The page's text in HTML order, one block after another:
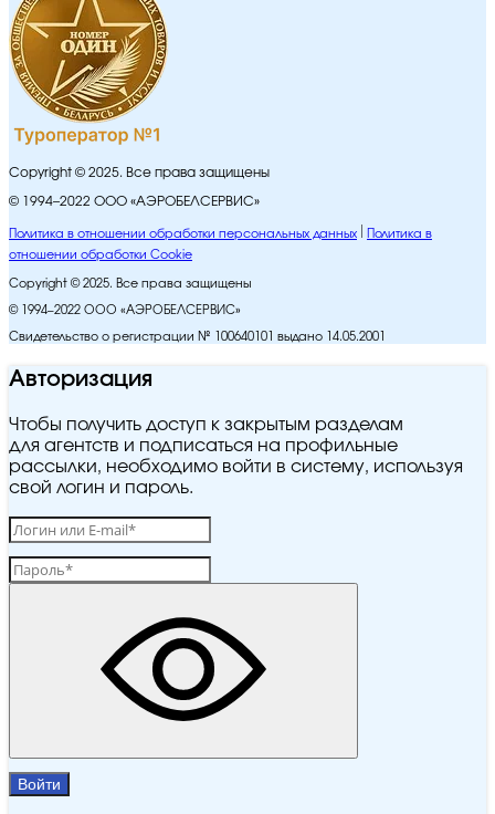
Copyright © 2025. Все права защищены
© 1994–2022 ООО «АЭРОБЕЛСЕРВИС»
Политика в отношении обработки персональных данных
Политика в
отношении обработки Cookie
Copyright © 2025. Все права защищены
© 1994–2022 ООО «АЭРОБЕЛСЕРВИС»
Свидетельство о регистрации № 100640101 выдано 14.05.2001
Авторизация
Чтобы получить доступ к закрытым разделам
для агентств и подписаться на профильные
рассылки, необходимо войти в систему, используя
свой логин и пароль.
Войти